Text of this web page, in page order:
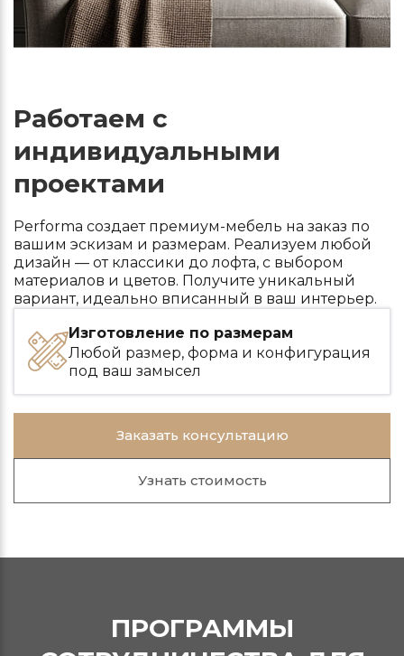
Работаем с
индивидуальными
проектами
Performa создает премиум-мебель на заказ по
вашим эскизам и размерам. Реализуем любой
дизайн — от классики до лофта, с выбором
материалов и цветов. Получите уникальный
вариант, идеально вписанный в ваш интерьер.
Изготовление по размерам
Любой размер, форма и конфигурация
под ваш замысел
Заказать консультацию
Узнать стоимость
ПРОГРАММЫ